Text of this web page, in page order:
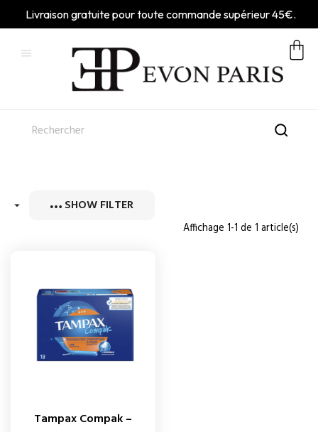
Livraison gratuite pour toute commande supérieur 45€.

 SHOW FILTER
Affichage 1-1 de 1 article(s)
Tampax Compak –